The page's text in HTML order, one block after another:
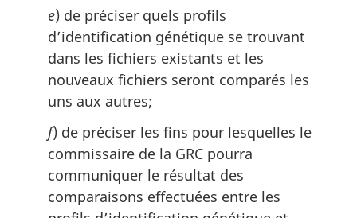
e) de préciser quels profils
d’identification génétique se trouvant
dans les fichiers existants et les
nouveaux fichiers seront comparés les
uns aux autres;
f) de préciser les fins pour lesquelles le
commissaire de la GRC pourra
communiquer le résultat des
comparaisons effectuées entre les